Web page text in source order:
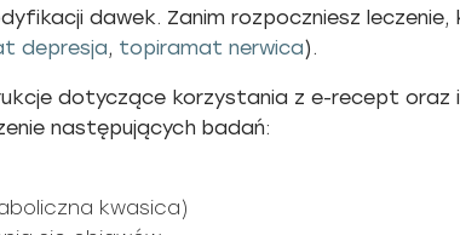
dawek. Zanim rozpoczniesz
depresja, topiramat nerwica).
dotyczące korzystania z e-recept oraz
następujących badań:
kwasica)